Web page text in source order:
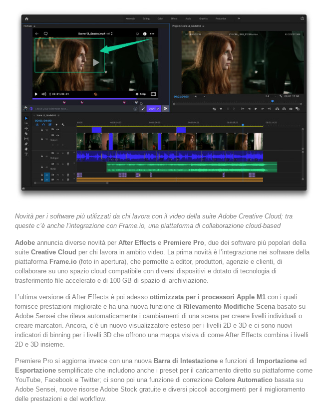
Novità per i software più utilizzati da chi lavora con il video della suite Adobe Creative Cloud; tra
queste c’è anche l’integrazione con Frame.io, una piattaforma di collaborazione cloud-based
Adobe annuncia diverse novità per After Effects e Premiere Pro , due dei software più popolari della
suite Creative Cloud per chi lavora in ambito video. La prima novità è l’integrazione nei software della
piattaforma Frame.io (foto in apertura), che permette a editor, produttori, agenzie e clienti, di
collaborare su uno spazio cloud compatibile con diversi dispositivi e dotato di tecnologia di
trasferimento file accelerato e di 100 GB di spazio di archiviazione.
L’ultima versione di After Effects è poi adesso ottimizzata per i processori Apple M1 con i quali
fornisce prestazioni migliorate e ha una nuova funzione di Rilevamento Modifiche Scenabasato su
Adobe Sensei che rileva automaticamente i cambiamenti di una scena per creare livelli individuali o
creare marcatori. Ancora, c’è un nuovo visualizzatore esteso per i livelli 2D e 3D e ci sono nuovi
indicatori di binning per i livelli 3D che offrono una mappa visiva di come After Effects combina i livelli
2D e 3D insieme.
Premiere Pro si aggiorna invece con una nuova Barra di Intestazione e funzioni di Importazione ed
Esportazione semplificate che includono anche i preset per il caricamento diretto su piattaforme come
YouTube, Facebook e Twitter; ci sono poi una funzione di correzione Colore Automatico basata su
Adobe Sensei, nuove risorse Adobe Stock gratuite e diversi piccoli accorgimenti per il miglioramento
delle prestazioni e del workflow.